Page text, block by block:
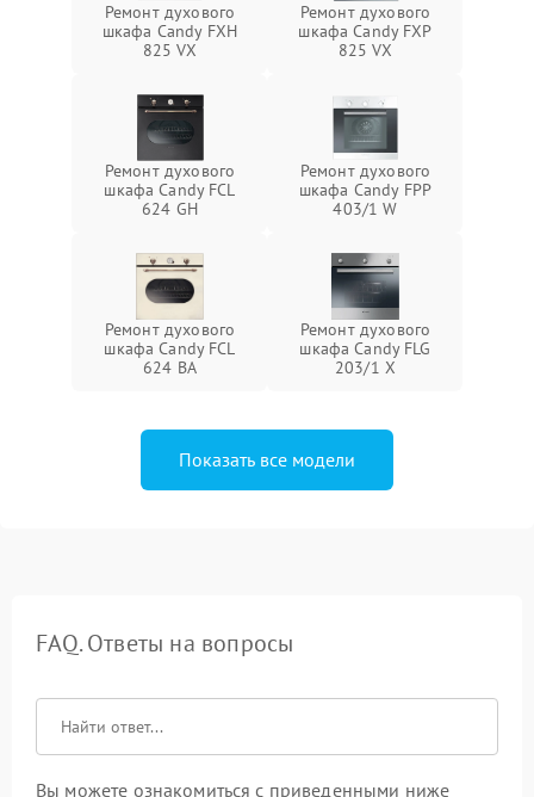
Ремонт духового
шкафа Candy FXH
825 VX
Ремонт духового
шкафа Candy FXP
825 VX
Ремонт духового
шкафа Candy FCL
624 GH
Ремонт духового
шкафа Candy FPP
403/1 W
Ремонт духового
шкафа Candy FCL
624 BA
Ремонт духового
шкафа Candy FLG
203/1 X
Показать все модели
FAQ. Ответы на вопросы
Вы можете ознакомиться с приведенными ниже